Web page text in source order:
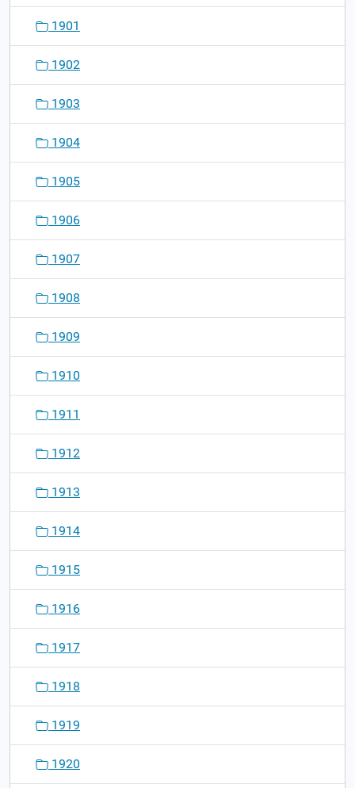
1901
1902
1903
1904
1905
1906
1907
1908
1909
1910
1911
1912
1913
1914
1915
1916
1917
1918
1919
1920